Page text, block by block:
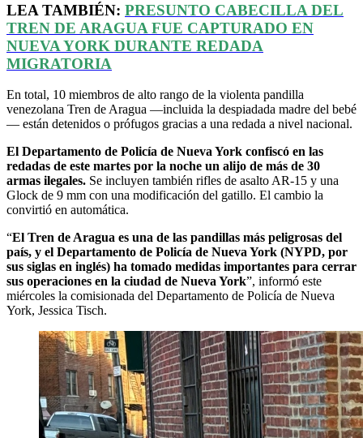
LEA TAMBIÉN: PRESUNTO CABECILLA DEL
TREN DE ARAGUA FUE CAPTURADO EN
NUEVA YORK DURANTE REDADA
MIGRATORIA
En total, 10 miembros de alto rango de la violenta pandilla
venezolana Tren de Aragua —incluida la despiadada madre del bebé
— están detenidos o prófugos gracias a una redada a nivel nacional.
El Departamento de Policía de Nueva York confiscó en las
redadas de este martes por la noche un alijo de más de 30
armas ilegales. Se incluyen también rifles de asalto AR-15 y una
Glock de 9 mm con una modificación del gatillo. El cambio la
convirtió en automática.
“El Tren de Aragua es una de las pandillas más peligrosas del
país, y el Departamento de Policía de Nueva York (NYPD, por
sus siglas en inglés) ha tomado medidas importantes para cerrar
sus operaciones en la ciudad de Nueva York”, informó este
miércoles la comisionada del Departamento de Policía de Nueva
York, Jessica Tisch.